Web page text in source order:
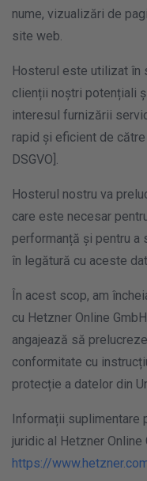
nume, vizualizări de
site web.
Hosterul este utilizat în
clienții noștri potențiali
interesul furnizării
rapid și eficient de
DSGVO].
Hosterul nostru va
care este necesar
performanță și pentru a
în legătură cu aceste
În acest scop, am
cu Hetzner Online
angajează să
conformitate cu
protecție a datelor din
Informații suplimentare
juridic al Hetzner
https://